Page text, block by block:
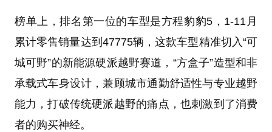
榜单上，排名第一位的车型是方程豹豹5，1-11月
累计零售销量达到47775辆，这款车型精准切入“可
城可野”的新能源硬派越野赛道，“方盒子”造型和非
承载式车身设计，兼顾城市通勤舒适性与专业越野
能力，打破传统硬派越野的痛点，也刺激到了消费
者的购买神经。